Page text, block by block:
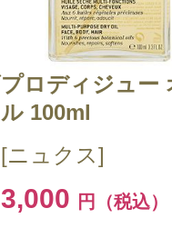
ントロール/色
派/ナチュラル
ベース SPF20
ルク）
たが、薄付き
プロディジュー
ル 100ml
[ニュクス]
3,000 円（税込）